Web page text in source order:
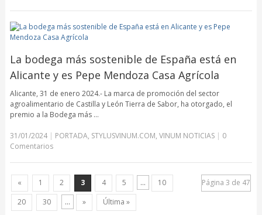
La bodega más sostenible de España está en
Alicante y es Pepe Mendoza Casa Agrícola
Alicante, 31 de enero 2024.- La marca de promoción del sector
agroalimentario de Castilla y León Tierra de Sabor, ha otorgado, el
premio a la Bodega más …
31/01/2024| PORTADA, STYLUSVINUM.COM, VINUM NOTICIAS | 0
Comentarios
Página 3 de 47
« 1 2 3 4 5 ...
10
20
30 ... » Última »